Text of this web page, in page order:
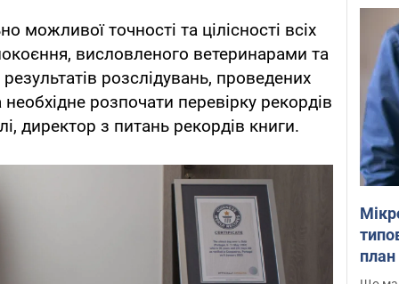
​​точності та цілісності всіх
висловленого ветеринарами та
розслідувань, проведених
розпочати перевірку рекордів
директор з питань рекордів книги.
план